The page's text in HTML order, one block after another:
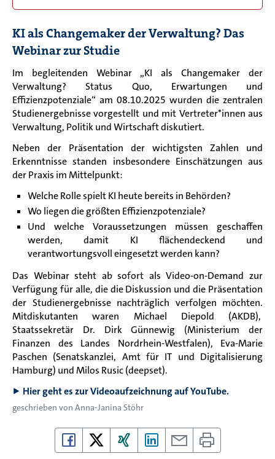
KI als Changemaker der Verwaltung? Das
Webinar zur Studie
Im begleitenden Webinar „KI als Changemaker der
Verwaltung? Status Quo, Erwartungen und
Effizienzpotenziale“ am 08.10.2025 wurden die zentralen
Studienergebnisse vorgestellt und mit Vertreter*innen aus
Verwaltung, Politik und Wirtschaft diskutiert.
Neben der Präsentation der wichtigsten Zahlen und
Erkenntnisse standen insbesondere Einschätzungen aus
der Praxis im Mittelpunkt:
Welche Rolle spielt KI heute bereits in Behörden?
Wo liegen die größten Effizienzpotenziale?
Und welche Voraussetzungen müssen geschaffen
werden, damit KI flächendeckend und
verantwortungsvoll eingesetzt werden kann?
Das Webinar steht ab sofort als Video-on-Demand zur
Verfügung für alle, die die Diskussion und die Präsentation
der Studienergebnisse nachträglich verfolgen möchten.
Mitdiskutanten waren Michael Diepold (AKDB),
Staatssekretär Dr. Dirk Günnewig (Ministerium der
Finanzen des Landes Nordrhein-Westfalen), Eva-Marie
Paschen (Senatskanzlei, Amt für IT und Digitalisierung
Hamburg) undMilos Rusic (deepset).
⯈ Hier geht es zur Videoaufzeichnung auf YouTube.
geschrieben von Anna-Janina Stöhr